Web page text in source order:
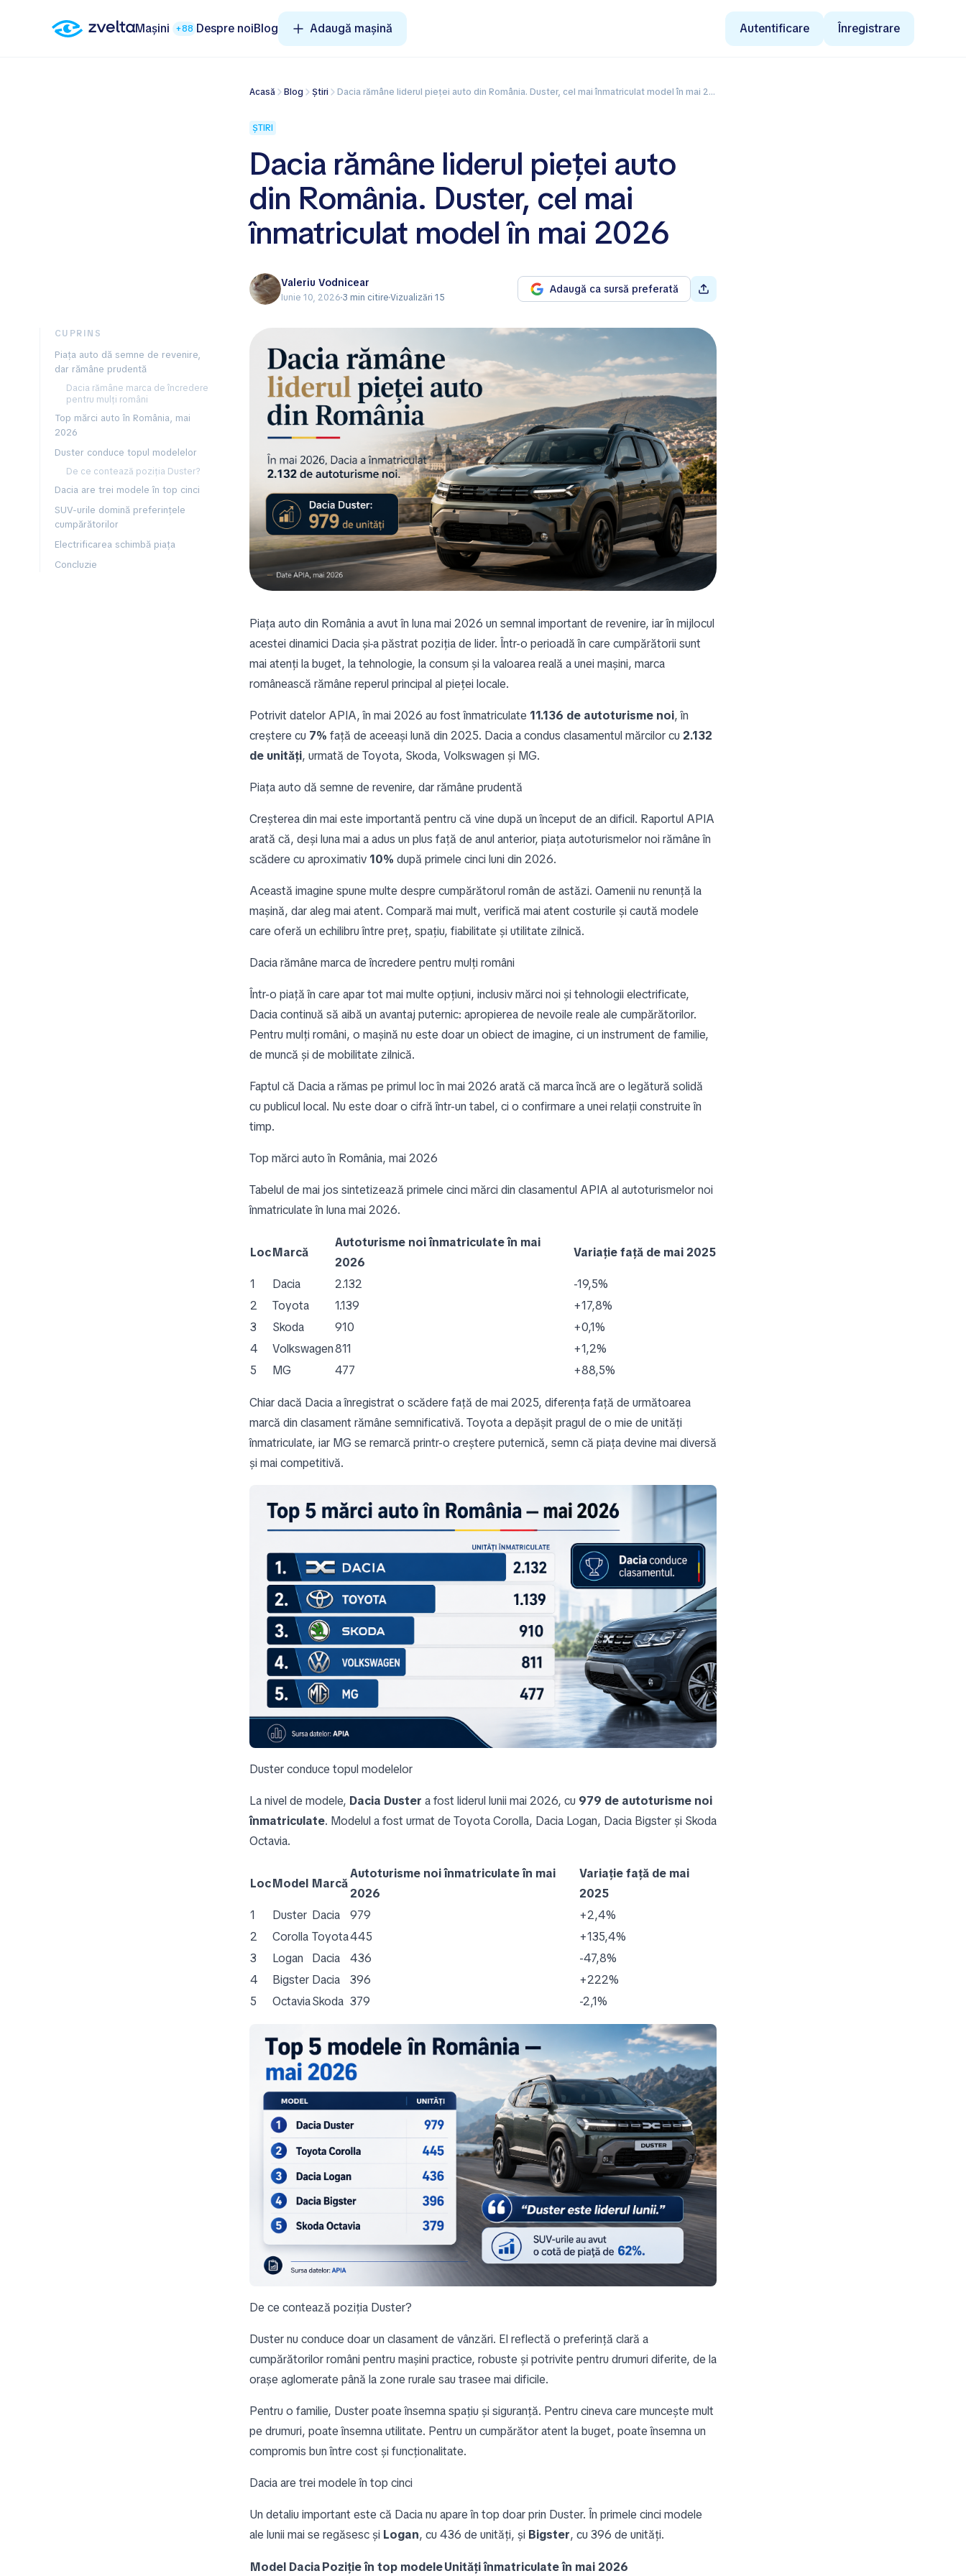
Mașini +88 Despre noiBlog Adaugă mașină Autentificare Înregistrare
Acasă Blog Știri Dacia rămâne liderul pieței auto din România. Duster, cel mai înmatriculat model în mai 2026
ȘTIRI
Dacia rămâne liderul pieței auto
din România. Duster, cel mai
înmatriculat model în mai 2026
Valeriu Vodnicear
Iunie 10, 2026 3 min citireVizualizări 15
Adaugă ca sursă preferată
CUPRINS
Piața auto dă semne de revenire,
dar rămâne prudentă
Dacia rămâne marca de încredere
pentru mulți români
Top mărci auto în România, mai
2026
Duster conduce topul modelelor
De ce contează poziția Duster?
Dacia are trei modele în top cinci
SUV-urile domină preferințele
cumpărătorilor
Electrificarea schimbă piața
Concluzie
Piața auto din România a avut în luna mai 2026 un semnal important de revenire, iar în mijlocul
acestei dinamici Dacia și-a păstrat poziția de lider. Într-o perioadă în care cumpărătorii sunt
mai atenți la buget, la tehnologie, la consum și la valoarea reală a unei mașini, marca
românească rămâne reperul principal al pieței locale.
Potrivit datelor APIA, în mai 2026 au fost înmatriculate 11.136 de autoturisme noi, în
creștere cu 7% față de aceeași lună din 2025. Dacia a condus clasamentul mărcilor cu 2.132
de unități, urmată de Toyota, Skoda, Volkswagen și MG.
Piața auto dă semne de revenire, dar rămâne prudentă
Creșterea din mai este importantă pentru că vine după un început de an dificil. Raportul APIA
arată că, deși luna mai a adus un plus față de anul anterior, piața autoturismelor noi rămâne în
scădere cu aproximativ 10% după primele cinci luni din 2026.
Această imagine spune multe despre cumpărătorul român de astăzi. Oamenii nu renunță la
mașină, dar aleg mai atent. Compară mai mult, verifică mai atent costurile și caută modele
care oferă un echilibru între preț, spațiu, fiabilitate și utilitate zilnică.
Dacia rămâne marca de încredere pentru mulți români
Într-o piață în care apar tot mai multe opțiuni, inclusiv mărci noi și tehnologii electrificate,
Dacia continuă să aibă un avantaj puternic: apropierea de nevoile reale ale cumpărătorilor.
Pentru mulți români, o mașină nu este doar un obiect de imagine, ci un instrument de familie,
de muncă și de mobilitate zilnică.
Faptul că Dacia a rămas pe primul loc în mai 2026 arată că marca încă are o legătură solidă
cu publicul local. Nu este doar o cifră într-un tabel, ci o confirmare a unei relații construite în
timp.
Top mărci auto în România, mai 2026
Tabelul de mai jos sintetizează primele cinci mărci din clasamentul APIA al autoturismelor noi
înmatriculate în luna mai 2026.
LocMarcă
Autoturisme noi înmatriculate în mai
2026
Variație față de mai 2025
1 Dacia 2.132
-19,5%
2
Toyota 1.139
+17,8%
3
Skoda 910
+0,1%
4
Volkswagen811
+1,2%
5
MG 477 +88,5%
Chiar dacă Dacia a înregistrat o scădere față de mai 2025, diferența față de următoarea
marcă din clasament rămâne semnificativă. Toyota a depășit pragul de o mie de unități
înmatriculate, iar MG se remarcă printr-o creștere puternică, semn că piața devine mai diversă
și mai competitivă.
Duster conduce topul modelelor
La nivel de modele, Dacia Duster a fost liderul lunii mai 2026, cu 979 de autoturisme noi
înmatriculate. Modelul a fost urmat de Toyota Corolla, Dacia Logan, Dacia Bigster și Skoda
Octavia.
LocModel Marcă
Autoturisme noi înmatriculate în mai
2026
Variație față de mai
2025
1
Duster Dacia 979
+2,4%
2
Corolla Toyota445
+135,4%
3
Logan Dacia 436
-47,8%
4
Bigster Dacia 396
+222%
5
OctaviaSkoda 379 -2,1%
De ce contează poziția Duster?
Duster nu conduce doar un clasament de vânzări. El reflectă o preferință clară a
cumpărătorilor români pentru mașini practice, robuste și potrivite pentru drumuri diferite, de la
orașe aglomerate până la zone rurale sau trasee mai dificile.
Pentru o familie, Duster poate însemna spațiu și siguranță. Pentru cineva care muncește mult
pe drumuri, poate însemna utilitate. Pentru un cumpărător atent la buget, poate însemna un
compromis bun între cost și funcționalitate.
Dacia are trei modele în top cinci
Un detaliu important este că Dacia nu apare în top doar prin Duster. În primele cinci modele
ale lunii mai se regăsesc și Logan, cu 436 de unități, și Bigster, cu 396 de unități.
Model DaciaPoziție în top modeleUnități înmatriculate în mai 2026